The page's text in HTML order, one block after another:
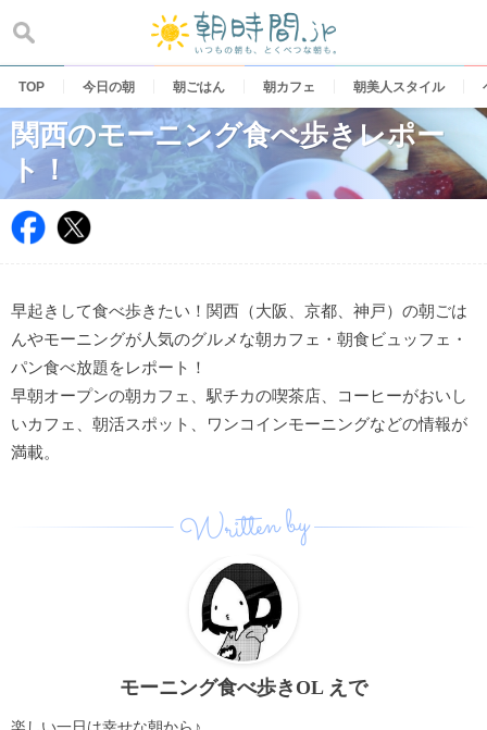
content
TOP 今日の朝 朝ごはん 朝カフェ 朝美人スタイル
関西のモーニング食べ歩きレポー
ト！
早起きして食べ歩きたい！関西（大阪、京都、神戸）の朝ごは
んやモーニングが人気のグルメな朝カフェ・朝食ビュッフェ・
パン食べ放題をレポート！
早朝オープンの朝カフェ、駅チカの喫茶店、コーヒーがおいし
いカフェ、朝活スポット、ワンコインモーニングなどの情報が
満載。
Written by
モーニング食べ歩きOL えで